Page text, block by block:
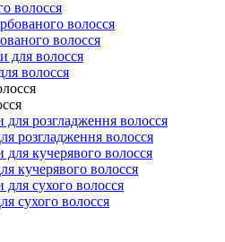
волосся
волосся
волосся
розгладження волосся
кучерявого волосся
сухого волосся